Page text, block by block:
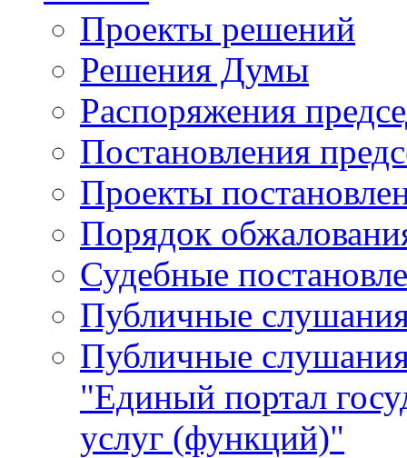
Проекты решений
Решения Думы
Распоряжения
Постановления
Проекты
Порядок
Судебные
Публичные
Публичные
"Единый портал
услуг (функций)"